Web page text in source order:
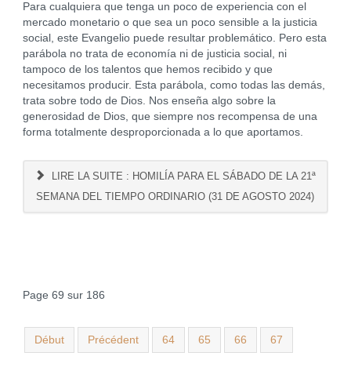
Para cualquiera que tenga un poco de experiencia con el
mercado monetario o que sea un poco sensible a la justicia
social, este Evangelio puede resultar problemático. Pero esta
parábola no trata de economía ni de justicia social, ni
tampoco de los talentos que hemos recibido y que
necesitamos producir. Esta parábola, como todas las demás,
trata sobre todo de Dios. Nos enseña algo sobre la
generosidad de Dios, que siempre nos recompensa de una
forma totalmente desproporcionada a lo que aportamos.
LIRE LA SUITE : HOMILÍA PARA EL SÁBADO DE LA 21ª
SEMANA DEL TIEMPO ORDINARIO (31 DE AGOSTO 2024)
Page 69 sur 186
Début Précédent 64 65 66 67